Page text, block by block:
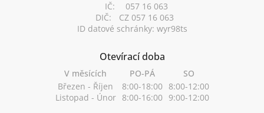
IČ:
057 16 063
DIČ:
CZ 057 16 063
ID datové schránky: wyr98ts
Otevírací doba
V měsících PO-PÁ
SO
Březen - Říjen
8:00-18:00 8:00-12:00
Listopad - Únor 8:00-16:00 9:00-12:00